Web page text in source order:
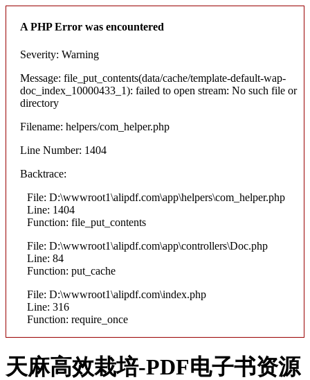
A PHP Error was encountered
Severity: Warning
Message: file_put_contents(data/cache/template-default-wap-
doc_index_10000433_1): failed to open stream: No such file or
directory
Filename: helpers/com_helper.php
Line Number: 1404
Backtrace:
File: D:\wwwroot1\alipdf.com\app\helpers\com_helper.php
Line: 1404
Function: file_put_contents
File: D:\wwwroot1\alipdf.com\app\controllers\Doc.php
Line: 84
Function: put_cache
File: D:\wwwroot1\alipdf.com\index.php
Line: 316
Function: require_once
天麻高效栽培-PDF电子书资源